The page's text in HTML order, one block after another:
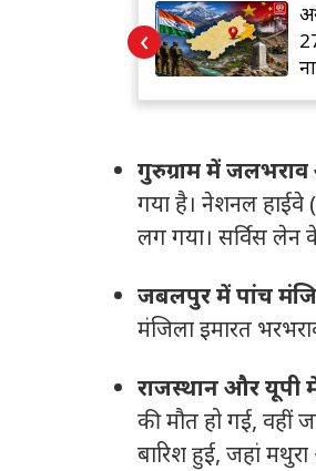
‹
गुरुग्राम में
गया है। नेशनल हाईवे
लग गया। सर्विस
जबलपुर में पांच
मंजिला इमारत
राजस्थान और यूपी
की मौत हो गई, वहीं
बारिश हुई, जहां